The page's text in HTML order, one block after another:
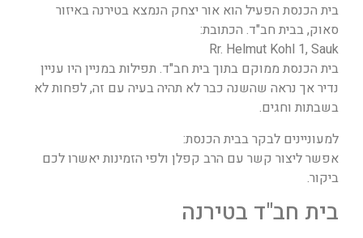
בית הכנסת הפעיל הוא אור יצחק הנמצא בטירנה באיזור
סאוק, בבית חב"ד. הכתובת:
Rr. Helmut Kohl 1, Sauk
בית הכנסת ממוקם בתוך בית חב"ד. תפילות במניין היו עניין
נדיר אך נראה שהשנה כבר לא תהיה בעיה עם זה, לפחות לא
בשבתות וחגים.
למעוניינים לבקר בבית הכנסת:
אפשר ליצור קשר עם הרב קפלן ולפי הזמינות יאשרו לכם
ביקור.
בית חב"ד בטירנה